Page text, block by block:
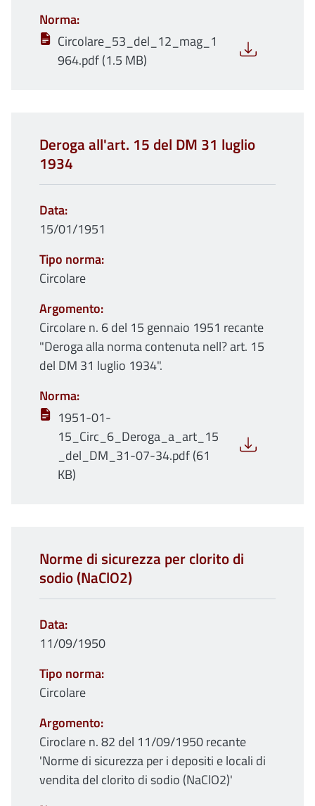
Norma
Circolare_53_del_12_mag_1
964.pdf (1.5 MB)
Deroga all'art. 15 del DM 31 luglio
1934
Data
15/01/1951
Tipo norma
Circolare
Argomento
Circolare n. 6 del 15 gennaio 1951 recante
"Deroga alla norma contenuta nell? art. 15
del DM 31 luglio 1934".
Norma
1951-01-
15_Circ_6_Deroga_a_art_15
_del_DM_31-07-34.pdf (61
KB)
Norme di sicurezza per clorito di
sodio (NaClO2)
Data
11/09/1950
Tipo norma
Circolare
Argomento
Ciroclare n. 82 del 11/09/1950 recante
'Norme di sicurezza per i depositi e locali di
vendita del clorito di sodio (NaClO2)'